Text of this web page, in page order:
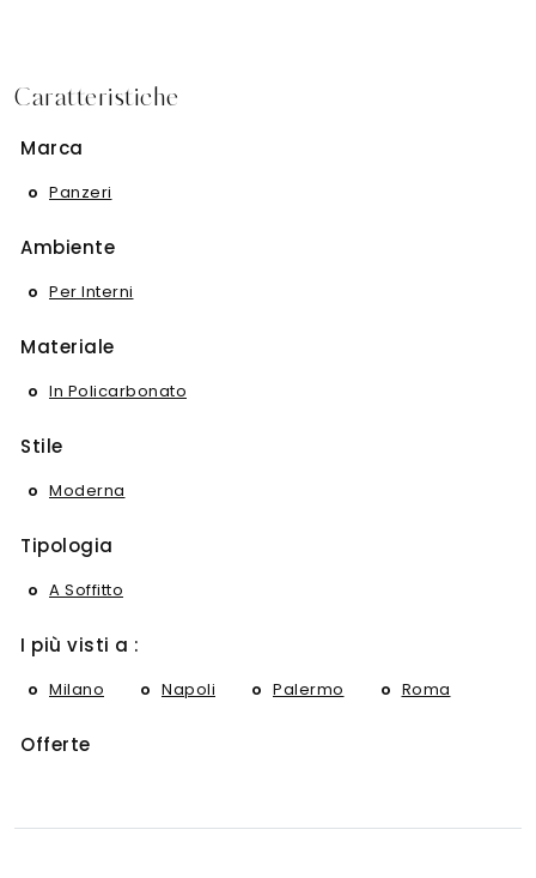
Caratteristiche
Marca
Panzeri
Ambiente
Per Interni
Materiale
In Policarbonato
Stile
Moderna
Tipologia
A Soffitto
I più visti a :
Milano Napoli Palermo Roma
Offerte